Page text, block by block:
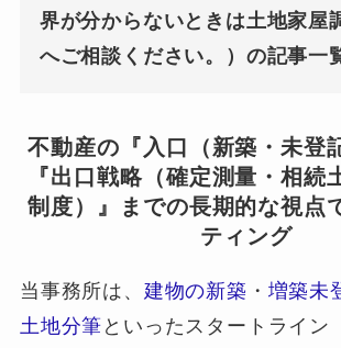
界が分からないときは土地家屋
へご相談ください。）の記事一
不動産の『入口（新築・未登
『出口戦略（確定測量・相続
制度）』までの長期的な視点
ティング
当事務所は、 建物の新築 ・ 増築未
土地分筆 といったスタートライン